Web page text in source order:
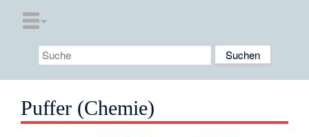
Puffer (Chemie)